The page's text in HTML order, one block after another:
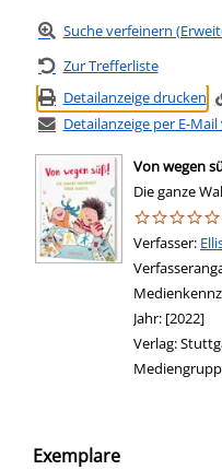
Suche verfeinern
Zur Trefferliste
Detailanzeige drucken
Detailanzeige per E-
Von wegen
Die ganze
Verfasser:
Jahr: [2022]
Verlag:
Exemplare